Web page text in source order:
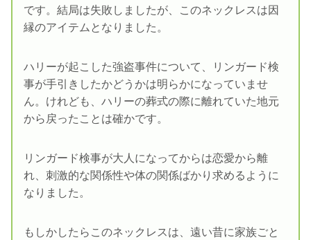
です。結局は失敗しましたが、このネックレスは因
縁のアイテムとなりました。
ハリーが起こした強盗事件について、リンガード検
事が手引きしたかどうかは明らかになっていませ
ん。けれども、ハリーの葬式の際に離れていた地元
から戻ったことは確かです。
リンガード検事が大人になってからは恋愛から離
れ、刺激的な関係性や体の関係ばかり求めるように
なりました。
もしかしたらこのネックレスは、遠い昔に家族ごと